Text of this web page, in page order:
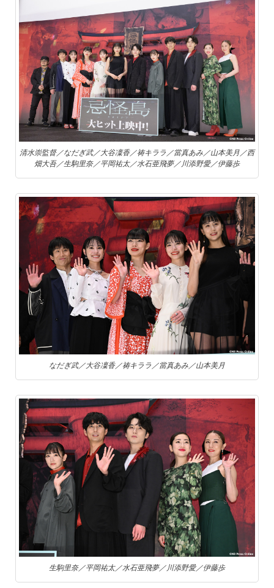
清水崇監督／なだぎ武／大谷凜香／祷キララ／當真あみ／山本美月／西
畑大吾／生駒里奈／平岡祐太／水石亜飛夢／川添野愛／伊藤歩
なだぎ武／大谷凜香／祷キララ／當真あみ／山本美月
生駒里奈／平岡祐太／水石亜飛夢／川添野愛／伊藤歩